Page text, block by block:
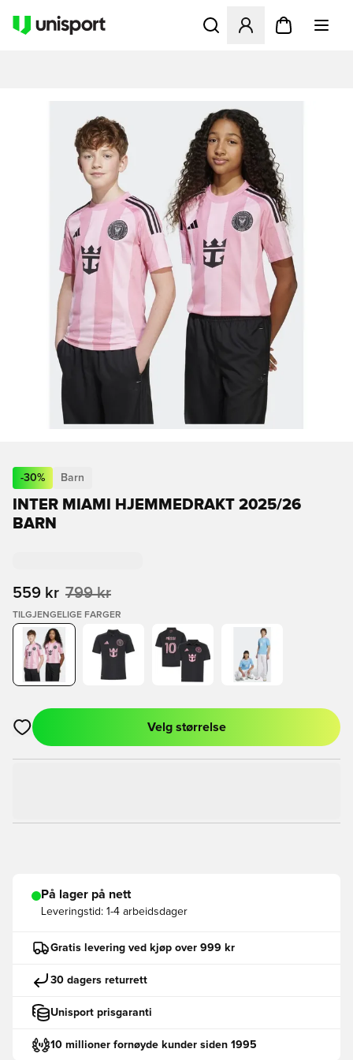
Åpner en Modal for å
-30% Barn
INTER MIAMI HJEMMEDRAKT 2025/26
BARN
559 kr 799 kr
TILGJENGELIGE FARGER
Åpner en Modal for å logge inn eller registrere deg som
Velg størrelse
På lager på nett
Leveringstid: 1-4 arbeidsdager
Gratis levering ved kjøp over 999 kr
30 dagers returrett
Unisport prisgaranti
10 millioner fornøyde kunder siden 1995